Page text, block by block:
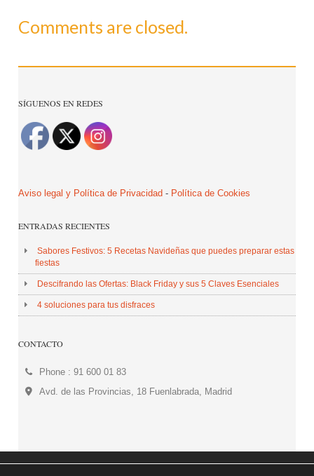
Comments are closed.
SÍGUENOS EN REDES
Aviso legal y Política de Privacidad - Política de Cookies
ENTRADAS RECIENTES
Sabores Festivos: 5 Recetas Navideñas que puedes preparar estas
fiestas
Descifrando las Ofertas: Black Friday y sus 5 Claves Esenciales
4 soluciones para tus disfraces
CONTACTO
Phone : 91 600 01 83
Avd. de las Provincias, 18 Fuenlabrada, Madrid